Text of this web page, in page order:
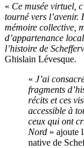
« Ce musée virtuel,
tourné vers l’avenir.
mémoire collective,
d’appartenance
l’histoire de
Ghislain Lévesque.
« J’ai
fragments
récits et ces
accessible à
ceux qui ont
Nord » ajoute
native de